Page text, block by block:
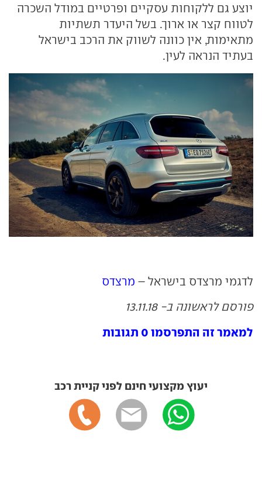
יוצע גם ללקוחות עסקיים ופרטיים במודל השכרה
לטווח קצר או ארוך. בשל היעדר תשתיות
מתאימות, אין כוונה לשווק את הרכב בישראל
בעתיד הנראה לעין.
לדגמי מרצדס בישראל – מרצדס
פורסם לראשונה ב- 13.11.18
למאמר זה התפרסמו 0 תגובות
יעוץ מקצועי חינם לפני קניית רכב